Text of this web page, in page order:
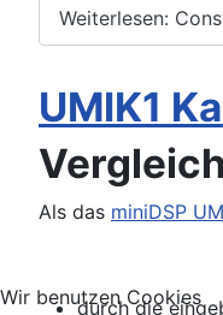
Weiterlesen:
UMIK1
Als das miniDSP
durch die
Wir benutzen Cookies